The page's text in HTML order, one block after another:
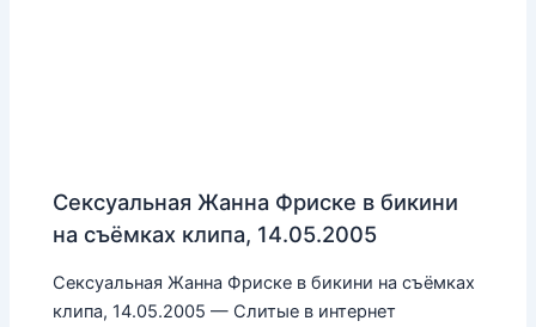
Сексуальная Жанна Фриске в бикини
на съёмках клипа, 14.05.2005
Сексуальная Жанна Фриске в бикини на съёмках
клипа, 14.05.2005 — Слитые в интернет